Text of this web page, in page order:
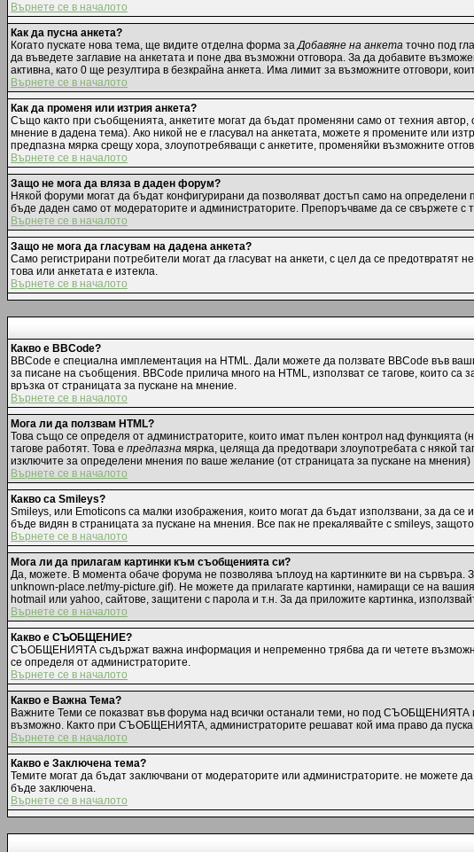
Върнете се в началото
Как да пусна анкета?
Когато пускате нова тема, ще видите отделна форма заДобавяне на анкета точно под
да въведете заглавие на анкетата и поне два възможни отговора. За да добавите
активна, като 0 ще резултира в безкрайна анкета. Има лимит за възможните отговори,
Върнете се в началото
Как да променя или изтрия анкета?
Също както при съобщенията, анкетите могат да бъдат променяни само от техния
мнение в дадена тема). Ако никой не е гласувал на анкетата, можете я промените или
предпазна мярка срещу хора, злоупотребяващи с анкетите, променяйки възможните
Върнете се в началото
Защо не мога да вляза в даден форум?
Някой форуми могат да бъдат конфигурирани да позволяват достъп само на
бъде даден само от модераторите и администраторите. Препоръчваме да се свържете с
Върнете се в началото
Защо не мога да гласувам на дадена анкета?
Само регистрирани потребители могат да гласуват на анкети, с цел да се предотвратят
това или анкетата е изтекла.
Върнете се в началото
Какво е BBCode?
BBCode е специална имплементация на HTML. Дали можете да ползвате BBCode във
за писане на съобщения. BBCode прилича много на HTML, използват се тагове, които
връзка от страницата за пускане на мнение.
Върнете се в началото
Мога ли да ползвам HTML?
Това също се определя от администраторите, които имат пълен контрол над функцията
тагове работят. Това е предпазна мярка, целяща да предотвари злоупотребата с някой
изключите за определени мнения по ваше желание (от страницата за пускане на мнения)
Върнете се в началото
Какво са Smileys?
Smileys, или Emoticons са малки изображения, които могат да бъдат използвани, за да
бъде видян в страницата за пускане на мнения. Все пак не прекалявайте с smileys,
Върнете се в началото
Мога ли да прилагам картинки към съобщенията си?
Да, можете. В момента обаче форума не позволява ъплоуд на картинките ви на
unknown-place.net/my-picture.gif). Не можете да прилагате картинки, намиращи се на
hotmail или yahoo, сайтове, защитени с парола и т.н. За да приложите картинка,
Върнете се в началото
Какво е СЪОБЩЕНИЕ?
СЪОБЩЕНИЯТА съдържат важна информация и непременно трябва да ги четете
се определя от администраторите.
Върнете се в началото
Какво е Важна Тема?
Важните Теми се показват във форума над всички останали теми, но под СЪОБЩЕНИЯТА
възможно. Както при СЪОБЩЕНИЯТА, администраторите решават кой има право да
Върнете се в началото
Какво е Заключена тема?
Темите могат да бъдат заключвани от модераторите или администраторите. не можете
бъде заключена.
Върнете се в началото